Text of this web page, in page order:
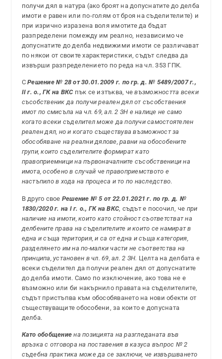
получи дял в натура (ако броят на допуснатите до делба
имоти е равен или по-голям от броя на съделителите) и
при изрично изразена воля имотите да бъдат
разпределени помежду им реално, независимо че
допуснатите до делба недвижими имоти се различават
по някои от своите характеристики, съдът следва да
извърши разпределението по реда на чл. 353 ГПК.
С Решение № 28 от 30.01.2009 г. по гр. д. № 5489/2007 г.,
II г. о., ГК на ВКС пък се изтъква, чевъзможността всеки
съсобственик да получи реален дял от съсобствения
имот по смисъла на чл. 69, ал. 2 ЗН е налице не само
когато всеки съделител може да получи самостоятелен
реален дял, но и когато съществува възможност за
обособяване на реални дялове, равни на обособените
групи, които съделителите формират като
правоприемници на първоначалните съсобственици на
имота, особено в случай че правоприемството е
настъпило в хода на процеса и то по наследство.
В друго свое Решение № 5 от 22.01.2021 г. по гр. д. №
1830/2020 г. на I г. о., ГК на ВКС, съдът е посочил, че при
наличие на имоти, които като стойност съответстват на
делбените права на съделителите и които се намират в
една и съща територия, и са от една и съща категория,
разделянето им на по-малки части не съответства на
принципа, установен в чл. 69, ал. 2 ЗН. Целта на делбата е
всеки съделител да получи реален дял от допуснатите
до делба имоти. Само по изключение, ако това не е
възможно или би накърнило правата на съделителите,
съдът пристъпва към обособяването на нови обекти от
съществуващите обособени, за които е допусната
делба.
Като обобщение на позицията на разгледаната във
връзка с отговора на поставения в казуса въпрос № 2
съдебна практика може да се заключи, че извършването